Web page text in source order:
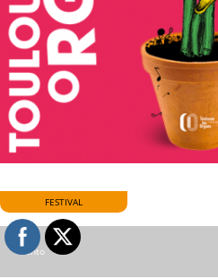
©anto
FESTIVAL